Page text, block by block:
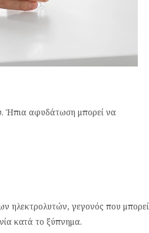
Ήπια αφυδάτωση μπορεί να
ηλεκτρολυτών, γεγονός που μπορεί
κατά το ξύπνημα.